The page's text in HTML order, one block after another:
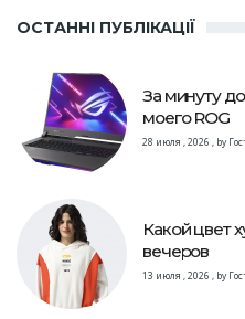
ОСТАННІ ПУБЛІКАЦІЇ
За минуту
моего ROG
28 июля , 2026 , by
Какой цвет
вечеров
13 июля , 2026 , by